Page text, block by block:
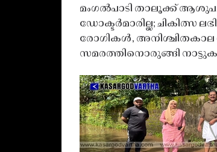
മംഗൽപാടി താലൂക്ക്
ഡോക്ടർമാരില്ല; ചികിത്സ
രോഗികൾ, അനിശ്ചിതകാല
സമരത്തിനൊരുങ്ങി